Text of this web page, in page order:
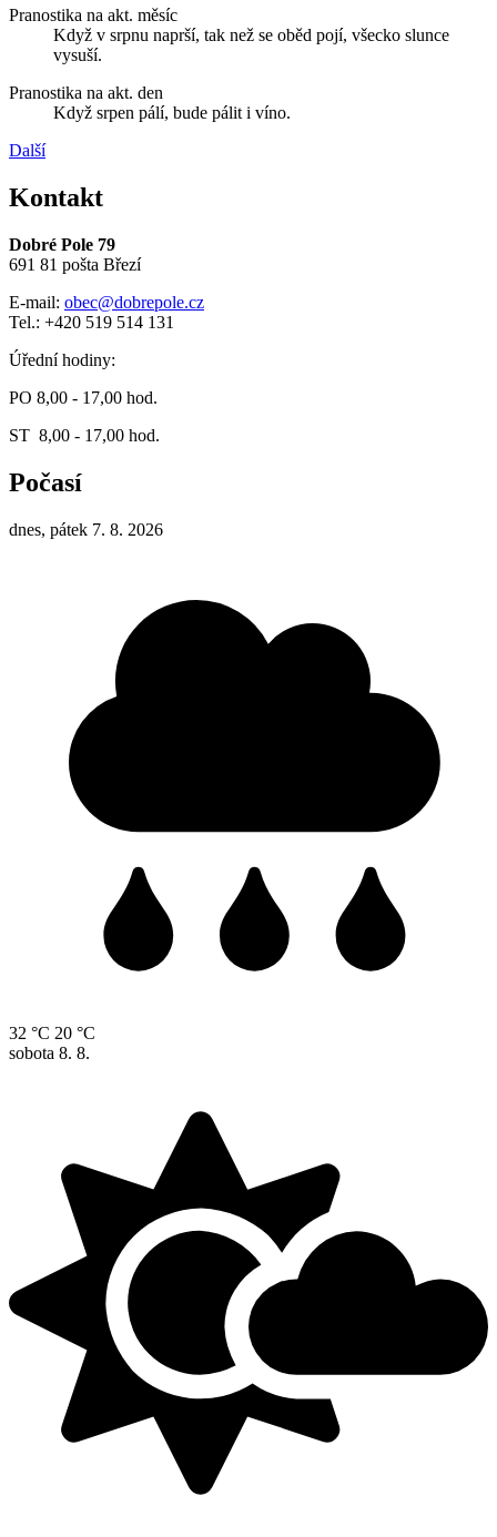
Pranostika na akt. měsíc
Když v srpnu naprší, tak než se oběd pojí, všecko slunce
vysuší.
Pranostika na akt. den
Když srpen pálí, bude pálit i víno.
Další
Kontakt
Dobré Pole 79
691 81 pošta Březí
E-mail: obec@dobrepole.cz
Tel.: +420 519 514 131
Úřední hodiny:
PO 8,00 - 17,00 hod.
ST 8,00 - 17,00 hod.
Počasí
dnes, pátek 7. 8. 2026
32 °C 20 °C
sobota 8. 8.